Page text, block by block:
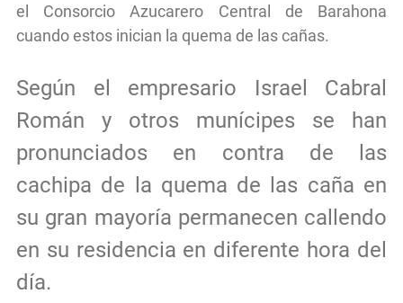
el Consorcio Azucarero Central de Barahona
cuando estos inician la quema de las cañas.
Según el empresario Israel Cabral
Román y otros munícipes se han
pronunciados en contra de las
cachipa de la quema de las caña en
su gran mayoría permanecen callendo
en su residencia en diferente hora del
día.